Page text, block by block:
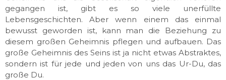
gegangen ist, gibt es so viele unerfüllte
Lebensgeschichten. Aber wenn einem das einmal
bewusst geworden ist, kann man die Beziehung zu
diesem großen Geheimnis pflegen und aufbauen. Das
große Geheimnis des Seins ist ja nicht etwas Abstraktes,
sondern ist für jede und jeden von uns das Ur-Du, das
große Du.